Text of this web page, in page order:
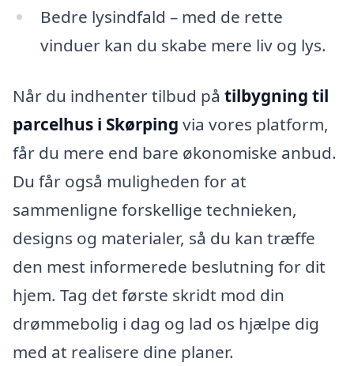
Bedre lysindfald – med de rette
vinduer kan du skabe mere liv og lys.
Når du indhenter tilbud på tilbygning til
parcelhus i Skørping via vores platform,
får du mere end bare økonomiske anbud.
Du får også muligheden for at
sammenligne forskellige technieken,
designs og materialer, så du kan træffe
den mest informerede beslutning for dit
hjem. Tag det første skridt mod din
drømmebolig i dag og lad os hjælpe dig
med at realisere dine planer.